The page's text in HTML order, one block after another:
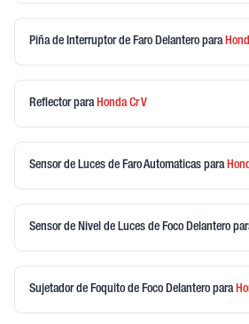
Piña de Interruptor de Faro Delantero para
Reflectorpara HondaCr V
Sensor de Luces de Faro Automaticas para
Sensor de Nivel de Luces de Foco Delantero
Sujetador de Foquito de Foco Delantero para